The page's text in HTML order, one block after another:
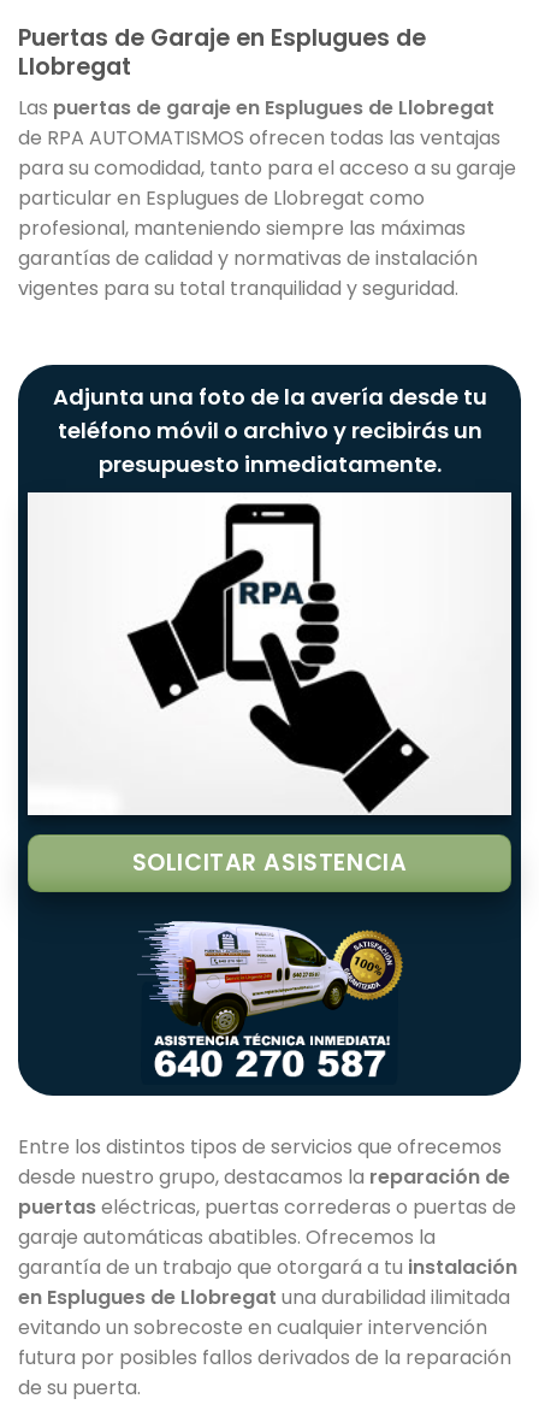
Puertas de Garaje en Esplugues de
Llobregat
Las puertas de garaje en Esplugues de Llobregat
de RPA AUTOMATISMOS ofrecen todas las ventajas
para su comodidad, tanto para el acceso a su garaje
particular en Esplugues de Llobregat como
profesional, manteniendo siempre las máximas
garantías de calidad y normativas de instalación
vigentes para su total tranquilidad y seguridad.
Adjunta una foto de la avería desde tu
teléfono móvil o archivo y recibirás un
presupuesto inmediatamente.
SOLICITAR ASISTENCIA
Entre los distintos tipos de servicios que ofrecemos
desde nuestro grupo, destacamos la reparación de
puertaseléctricas, puertas correderas o puertas de
garaje automáticas abatibles. Ofrecemos la
garantía de un trabajo que otorgará a tu instalación
en Esplugues de Llobregat una durabilidad ilimitada
evitando un sobrecoste en cualquier intervención
futura por posibles fallos derivados de la reparación
de su puerta.